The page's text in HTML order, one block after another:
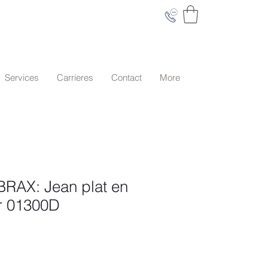
Services Carrieres Contact More
Jean plat en
01300D